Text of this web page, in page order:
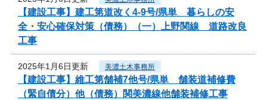
【建設工事】建工第道改く4-9号/県単 暮らしの安
全・安心確保対策（債務）（一）上野関線 道路改良
工事
2025年1月6日更新 美濃土木事務所
【建設工事】維工第舗補7他号/県単 舗装道補修費
（緊自債分）他（債務）関美濃線他舗装補修工事